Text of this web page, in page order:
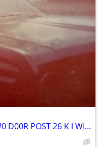
1964 FORD FALCON FUTURA TW0 D00R POST 26 K I WILL TAKE CASH AND TRADE